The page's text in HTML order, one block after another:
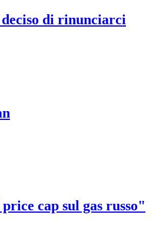
deciso di rinunciarci
cap sul gas russo"